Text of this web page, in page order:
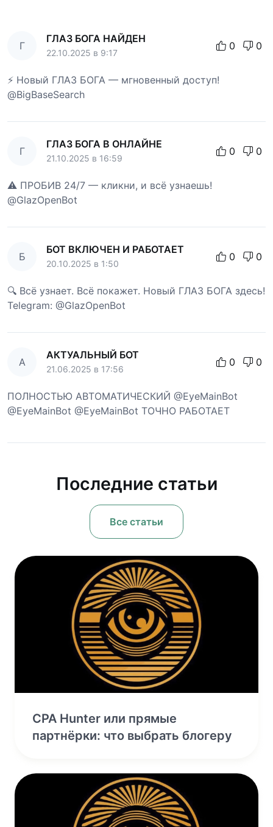
Г
ГЛАЗ БОГА НАЙДЕН
22.10.2025 в 9:17
0 0
⚡ Новый ГЛАЗ БОГА — мгновенный доступ!
@BigBaseSearch
Г
ГЛАЗ БОГА В ОНЛАЙНЕ
21.10.2025 в 16:59
0 0
⚠️ ПРОБИВ 24/7 — кликни, и всё узнаешь!
@GlazOpenBot
Б
БОТ ВКЛЮЧЕН И РАБОТАЕТ
20.10.2025 в 1:50
0 0
🔍 Всё узнает. Всё покажет. Новый ГЛАЗ БОГА здесь!
Telegram: @GlazOpenBot
А
АКТУАЛЬНЫЙ БОТ
21.06.2025 в 17:56
0 0
ПОЛНОСТЬЮ АВТОМАТИЧЕСКИЙ @EyeMainBot
@EyeMainBot @EyeMainBot ТОЧНО РАБОТАЕТ
Последние статьи
Все статьи
CPA Hunter или прямые
партнёрки: что выбрать блогеру